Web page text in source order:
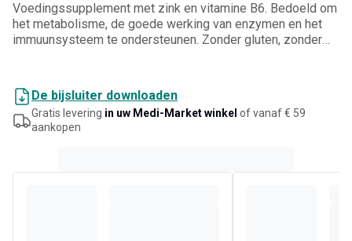
Voedingssupplement met zink en vitamine B6. Bedoeld om
het metabolisme, de goede werking van enzymen en het
immuunsysteem te ondersteunen. Zonder gluten, zonder
De bijsluiter downloaden
Gratis levering in uw Medi-Market winkel of vanaf € 59
aankopen